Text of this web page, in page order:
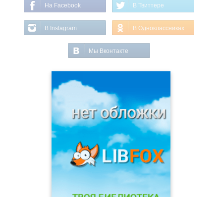
На Facebook В Твиттере
В Instagram В Одноклассниках
Мы Вконтакте